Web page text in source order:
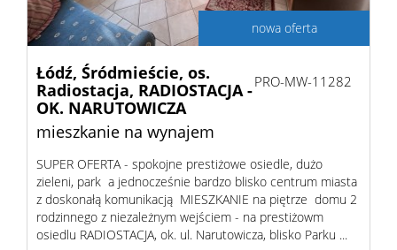
nowa oferta
Łódź, Śródmieście, os.
Radiostacja, RADIOSTACJA -
OK. NARUTOWICZA
mieszkanie na wynajem
PRO-MW-11282
SUPER OFERTA - spokojne prestiżowe osiedle, dużo
zieleni, park a jednocześnie bardzo blisko centrum miasta
z doskonałą komunikacją MIESZKANIE na piętrze domu 2
rodzinnego z niezależnym wejściem - na prestiżowm
osiedlu RADIOSTACJA, ok. ul. Narutowicza, blisko Parku ...